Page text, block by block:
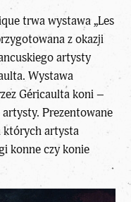
trwa wystawa „Les
z okazji
artysty
Wystawa
Géricaulta koni –
Prezentowane
których artysta
konne czy konie